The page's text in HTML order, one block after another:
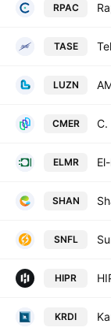
RPAC
TASE
LUZN
CMER
ELMR
SHAN
SNFL
HIPR
KRDI